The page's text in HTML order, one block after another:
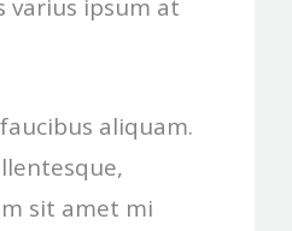
varius ipsum at
aliquam.
sit amet mi